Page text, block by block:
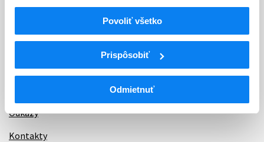
Povoliť všetko
Prispôsobiť
Odmietnuť
Dotazník spokojnosti zákazníka
Sťažnosti a petície
Poskytovanie informácií
Ochrana osobných údajov
Odkazy
Kontakty